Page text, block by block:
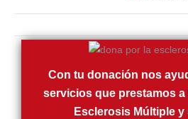
Con tu donación nos
servicios que prestamos
Esclerosis Múltiple